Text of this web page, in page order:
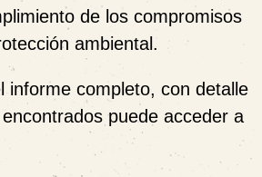
de los compromisos
ambiental.
informe completo, con detalle
puede acceder a